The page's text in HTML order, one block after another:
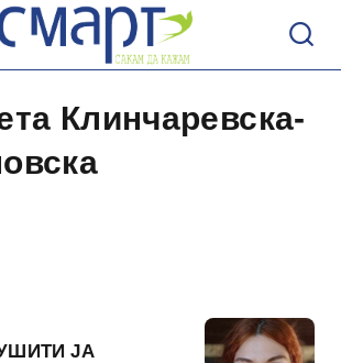
Клинчаревска-
ЈА